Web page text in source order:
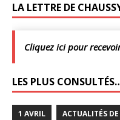
LA LETTRE DE
Cliquez ici pour
LES PLUS
1 AVRIL ACTUALITÉS